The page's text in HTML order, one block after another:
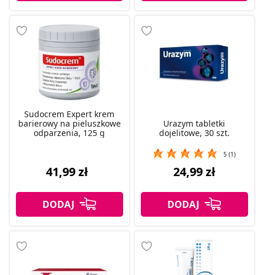
Sudocrem Expert krem
barierowy na pieluszkowe
odparzenia, 125 g
41,99 zł
Urazym tabletki
dojelitowe, 30 szt.
5 (1)
24,99 zł